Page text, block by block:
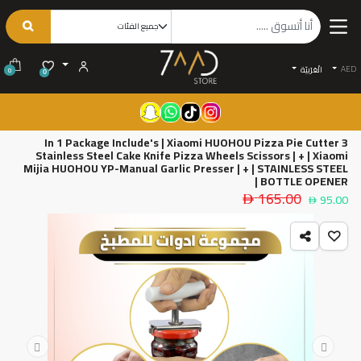
AED الْعَرَبيّة 0
0
3 In 1 Package Include's | Xiaomi HUOHOU Pizza Pie Cutter
Stainless Steel Cake Knife Pizza Wheels Scissors | + | Xiaomi
Mijia HUOHOU YP-Manual Garlic Presser | + | STAINLESS STEEL
BOTTLE OPENER |
95.00
165.00